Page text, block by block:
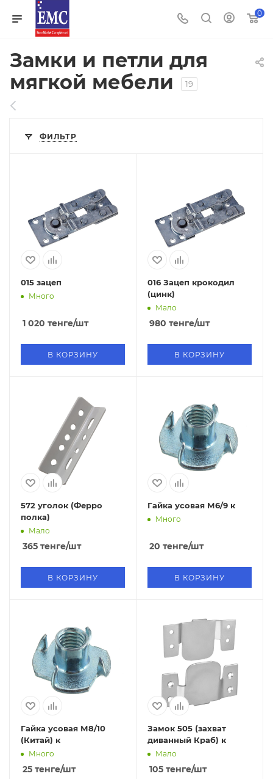
0
Замки и петли для
мягкой мебели
19
ФИЛЬТР
015 зацеп
Много
1 020 тенге/шт
В КОРЗИНУ
016 Зацеп крокодил
(цинк)
Мало
980 тенге/шт
В КОРЗИНУ
572 уголок (Ферро
полка)
Мало
365 тенге/шт
В КОРЗИНУ
Гайка усовая М6/9 к
Много
20 тенге/шт
В КОРЗИНУ
Гайка усовая М8/10
(Китай) к
Много
25 тенге/шт
Замок 505 (захват
диванный Краб) к
Мало
105 тенге/шт